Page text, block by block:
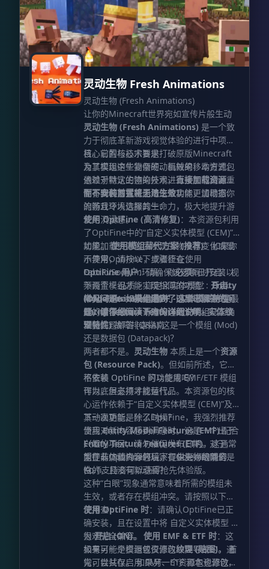
灵动生物 Fresh Animations
灵动生物 (Fresh Animations)
让你的Minecraft世界宛如宣传片般生动
灵动生物 (Fresh Animations) 是一个致
力于彻底革新游戏视觉体验的进行中项
目。它的核心宗旨是打破原版Minecraft
及其模组中生物僵硬、机械的移动方式。
通过对默认生物的外观进行全面的动画重
制，我们旨在赋予每一个实体更加动态、
流畅且令人信服的生命力，极大地提升游
戏的沉浸感。
核心前置与技术要求
为了实现这些复杂的动画效果，本资源包
依赖于特定的渲染技术，直接加载资源包
而不安装前置将无法生效！
你有两种方式来启用这些功能，请根据你
的游戏环境选择其一：
使用 OptiFine (高清修复)：本资源包利用
了OptiFine中的“自定义实体模型 (CEM)”
功能。使用模组替代方案 (推荐)：如果你
不使用OptiFine，或者正在使用
Fabric/Sodium环境，你必须同时安装以
下两个模组才能实现相同的功能：Entity
Model Features (EMF - 实体模型特性)
Entity Texture Features (ETF - 实体纹
理特性) 故障排查指南
如果加载资源包后发现生物没有变化或显
示异常，请按以下步骤检查：
OptiFine 用户：请确保该选项已开启：视
频设置>品质>自定义实体模型: 开启
(ON) Fabric/模组用户：EMF 和 ETF 是最
佳的兼容方案，请确保这两个模组已正确
安装。
常见问题：如果你遇到了这里已解答的问
题，请仔细阅读下方的详细说明。
常见问题解答 (Q&A) 这是一个模组 (Mod)
还是数据包 (Datapack)？
两者都不是。 灵动生物 本质上是一个资源
包 (Resource Pack)。但如前所述，它严
格依赖 OptiFine 的功能或 EMF/ETF 模组
作为底层支持才能运行。
不安装 OptiFine 可以使用吗？
可以，但必须寻找替代品。本资源包的核
心运作依赖于“自定义实体模型 (CEM)”及
其动画功能。除了OptiFine，我强烈推荐
使用Entity Model Features (EMF)配合
Entity Texture Features (ETF)，这通常
能在非OptiFine环境下提供更好的兼容
性。
下一次更新是什么时候？
当我对新内容感到满意时。这是一个出于
兴趣的项目，请勿催促发布日期。对于希
望提前体验内容的玩家，Golem级别的
Ko-fi支持者可以获得抢先体验版。
为什么加载资源包后，有些生物眼睛全是
白的，且没有新动画？
这种“白眼”现象通常意味着所需的模组未
生效，或者存在模组冲突。请按照以下情
况排查：
使用 OptiFine 时：请确认OptiFine已正
确安装，且在设置中将 自定义实体模型 设
为开启 (ON)。 使用 EMF & ETF 时：这
极有可能是模组或资源包冲突导致的。 首
先，尝试仅启用 EMF、ETF 和本资源包，
很难完全兼容。
如果另一个资源包仅修改纹理 (贴图)，通
常可以共存。 如果另一个资源包也修改了